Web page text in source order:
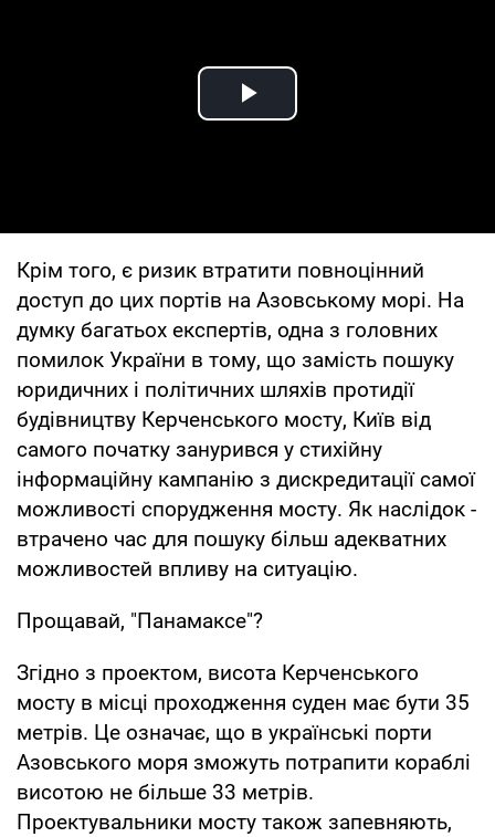
Play Video
Крім того, є ризик втратити повноцінний
доступ до цих портів на Азовському морі. На
думку багатьох експертів, одна з головних
помилок України в тому, що замість пошуку
юридичних і політичних шляхів протидії
будівництву Керченського мосту, Київ від
самого початку занурився у стихійну
інформаційну кампанію з дискредитації самої
можливості спорудження мосту. Як наслідок -
втрачено час для пошуку більш адекватних
можливостей впливу на ситуацію.
Прощавай, "Панамаксе"?
Згідно з проектом, висота Керченського
мосту в місці проходження суден має бути 35
метрів. Це означає, що в українські порти
Азовського моря зможуть потрапити кораблі
висотою не більше 33 метрів.
Проектувальники мосту також запевняють,